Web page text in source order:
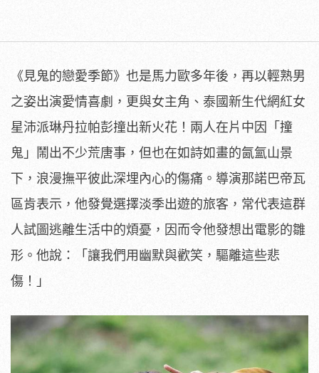
《見鬼的戀愛季節》也是馬力歐多年後， 再以輕熟男
之姿出演愛情喜劇，更與女主角、 泰國新生代網紅女
星沛派琳丹拉帕彭撞出新火花！兩人在片中因「 撞
鬼」鬧出不少荒唐事，但也在如詩如畫的氤氳山景
下， 浪漫撫平彼此深埋內心的傷痛。導演那諾巴帝瓦
區肯表示， 他發覺選擇淡季出遊的旅客，常代表這群
人試圖逃離生活中的煩憂， 因而令他發想出電影的雛
形。他說：「讓我們用幽默與歡笑， 驅離這些悲
傷！」